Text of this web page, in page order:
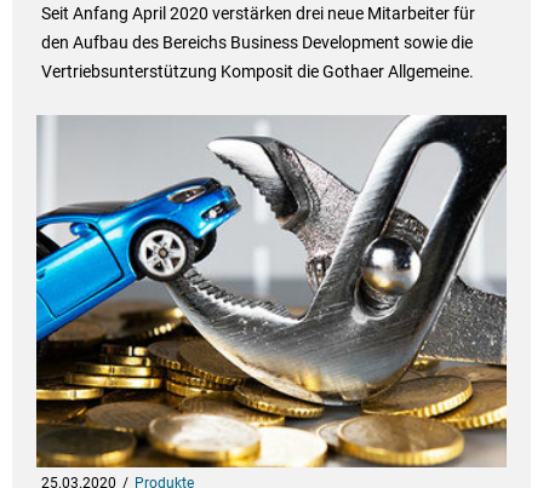
Seit Anfang April 2020 verstärken drei neue Mitarbeiter für
den Aufbau des Bereichs Business Development sowie die
Vertriebsunterstützung Komposit die Gothaer Allgemeine.
25.03.2020 Produkte